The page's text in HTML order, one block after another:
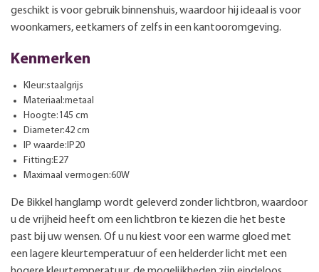
geschikt is voor gebruik binnenshuis, waardoor hij ideaal is voor
woonkamers, eetkamers of zelfs in een kantooromgeving.
Kenmerken
Kleur:staalgrijs
Materiaal:metaal
Hoogte:145 cm
Diameter:42 cm
IP waarde:IP20
Fitting:E27
Maximaal vermogen:60W
De Bikkel hanglamp wordt geleverd zonder lichtbron, waardoor
u de vrijheid heeft om een lichtbron te kiezen die het beste
past bij uw wensen. Of u nu kiest voor een warme gloed met
een lagere kleurtemperatuur of een helderder licht met een